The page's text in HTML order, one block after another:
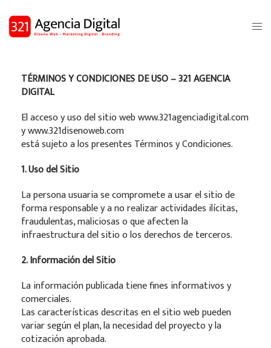
TÉRMINOS Y CONDICIONES DE USO – 321 AGENCIA
DIGITAL
El acceso y uso del sitio web www.321agenciadigital.com
y www.321disenoweb.com
está sujeto a los presentes Términos y Condiciones.
1. Uso del Sitio
La persona usuaria se compromete a usar el sitio de
forma responsable y a no realizar actividades ilícitas,
fraudulentas, maliciosas o que afecten la
infraestructura del sitio o los derechos de terceros.
2. Información del Sitio
La información publicada tiene fines informativos y
comerciales.
Las características descritas en el sitio web pueden
variar según el plan, la necesidad del proyecto y la
cotización aprobada.